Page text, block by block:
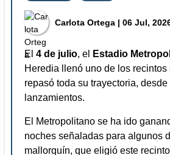
⁠Carlota Ortega | 06 Jul,
El 4 de julio, el Estadio
Heredia llenó uno de los
repasó toda su trayectoria,
lanzamientos.
El Metropolitano se ha ido
noches señaladas para algunos
mallorquín, que eligió este